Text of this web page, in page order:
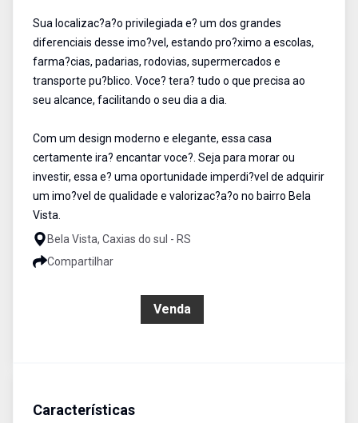
Sua localizac?a?o privilegiada e? um dos grandes
diferenciais desse imo?vel, estando pro?ximo a escolas,
farma?cias, padarias, rodovias, supermercados e
transporte pu?blico. Voce? tera? tudo o que precisa ao
seu alcance, facilitando o seu dia a dia.
Com um design moderno e elegante, essa casa
certamente ira? encantar voce?. Seja para morar ou
investir, essa e? uma oportunidade imperdi?vel de adquirir
um imo?vel de qualidade e valorizac?a?o no bairro Bela
Vista.
Bela Vista, Caxias do sul - RS
Compartilhar
Venda
Características